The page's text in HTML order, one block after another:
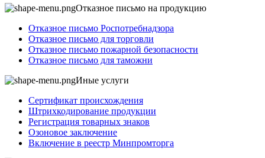
Отказное письмо на продукцию
Отказное письмо Роспотребнадзора
Отказное письмо для торговли
Отказное письмо пожарной безопасности
Отказное письмо для таможни
Иные услуги
Сертификат происхождения
Штрихкодирование продукции
Регистрация товарных знаков
Озоновое заключение
Включение в реестр Минпромторга